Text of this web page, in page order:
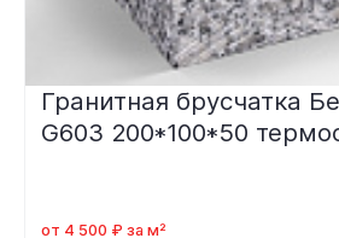
Гранитная брусчатка
G603 200*100*50
от 4 500 ₽ за м²